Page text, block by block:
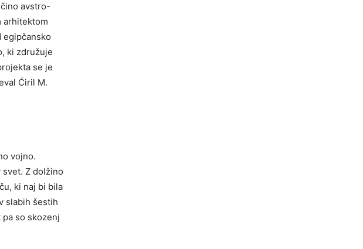
avstro-
arhitektom
egipčansko
ki združuje
se je
Ćiril M.
vojno.
Z dolžino
ki naj bi bila
slabih šestih
so skozenj